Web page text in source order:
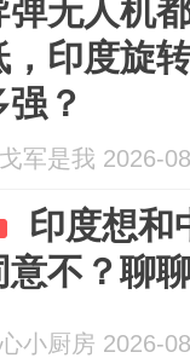
弹无人机
，印度旋
强？
军是我 2026-
印度想和
意不？聊
小厨房 2026-